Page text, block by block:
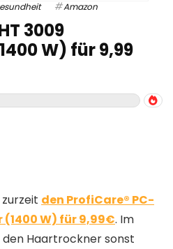
Amazon
3009
W) für 9,99
den ProfiCare® PC-
W) für 9,99€. Im
Haartrockner sonst